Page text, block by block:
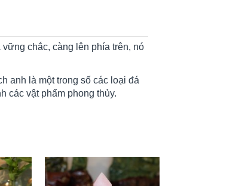
chắc, càng lên phía trên, nó
anh là một trong số các loại đá
các vật phẩm phong thủy.